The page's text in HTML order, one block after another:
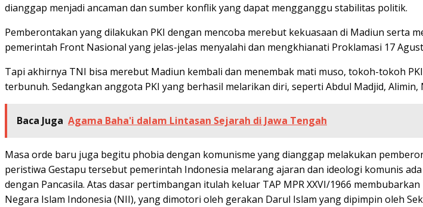
dianggap menjadi ancaman dan sumber konflik yang dapat mengganggu stabilitas politik.
Pemberontakan yang dilakukan PKI dengan mencoba merebut kekuasaan di Madiun serta
pemerintah Front Nasional yang jelas-jelas menyalahi dan mengkhianati Proklamasi 17
Tapi akhirnya TNI bisa merebut Madiun kembali dan menembak mati muso, tokoh-tokoh
terbunuh. Sedangkan anggota PKI yang berhasil melarikan diri, seperti Abdul Madjid,
Baca Juga Agama Baha'i dalam Lintasan Sejarah di Jawa Tengah
Masa orde baru juga begitu phobia dengan komunisme yang dianggap melakukan
peristiwa Gestapu tersebut pemerintah Indonesia melarang ajaran dan ideologi komunis
dengan Pancasila. Atas dasar pertimbangan itulah keluar TAP MPR XXVI/1966
Negara Islam Indonesia (NII), yang dimotori oleh gerakan Darul Islam yang dipimpin oleh